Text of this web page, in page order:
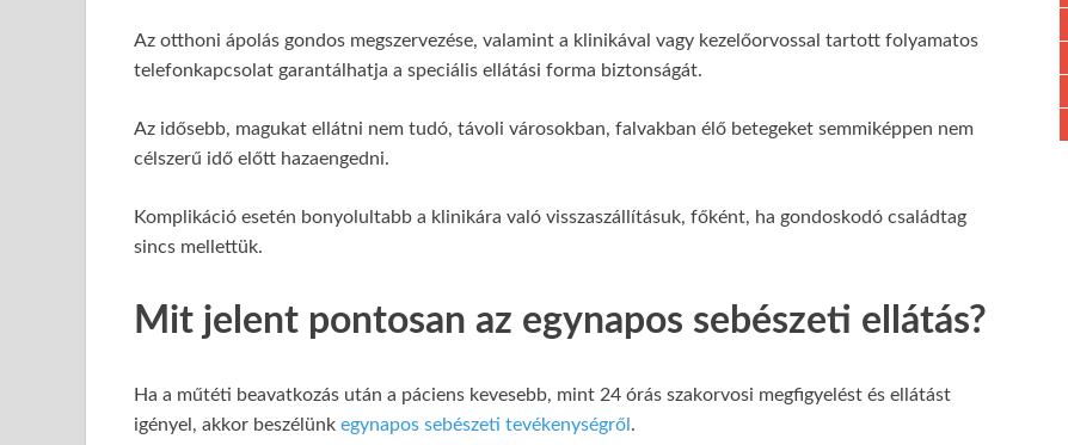
Az otthoni ápolás gondos megszervezése, valamint a klinikával vagy kezelőorvossal tartott folyamatos
telefonkapcsolat garantálhatja a speciális ellátási forma biztonságát.
Az idősebb, magukat ellátni nem tudó, távoli városokban, falvakban élő betegeket semmiképpen nem
célszerű idő előtt hazaengedni.
Komplikáció esetén bonyolultabb a klinikára való visszaszállításuk, főként, ha gondoskodó családtag
sincs mellettük.
Mit jelent pontosan az egynapos sebészeti ellátás?
Ha a műtéti beavatkozás után a páciens kevesebb, mint 24 órás szakorvosi megfigyelést és ellátást
igényel, akkor beszélünk egynapos sebészeti tevékenységről .